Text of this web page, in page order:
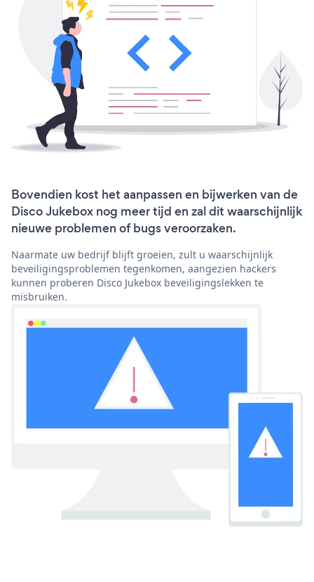
Bovendien kost het aanpassen en bijwerken van de
Disco Jukebox nog meer tijd en zal dit waarschijnlijk
nieuwe problemen of bugs veroorzaken.
Naarmate uw bedrijf blijft groeien, zult u waarschijnlijk
beveiligingsproblemen tegenkomen, aangezien hackers
kunnen proberen Disco Jukebox beveiligingslekken te
misbruiken.